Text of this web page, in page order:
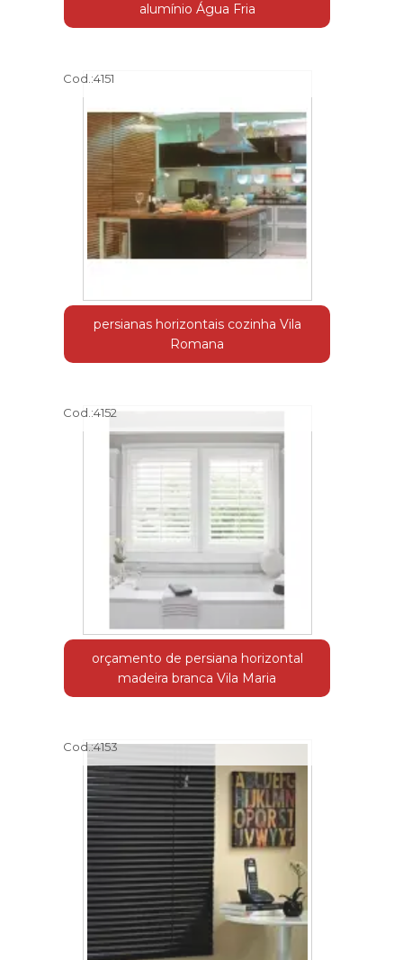
alumínio Água Fria
Cod.:4151
persianas horizontais cozinha Vila
Romana
Cod.:4152
orçamento de persiana horizontal
madeira branca Vila Maria
Cod.:4153